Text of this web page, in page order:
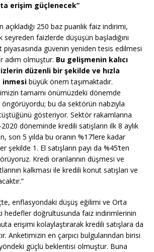
erişim güçlenecek”
açıkladığı 250 baz puanlık faiz indirimi,
faizlerde düşüşün başladığını
güvenin yeniden tesis edilmesi
adım olmuştur. Bu gelişmenin kalıcı
düzenli bir şekilde ve hızla
inmesi büyük önem taşımaktadır.
tamamı önümüzdeki dönemde
bu da sektörün nabzıyla
gösteriyor. Sektör rakamlarına
döneminde kredili satışların ilk 8 aylık
son 5 yılda bu oranın %17’lere kadar
şekilde 1. El satışların payı da %45’ten
Kredi oranlarının düşmesi ve
kalkması ile kredili konut satışları ve
enflasyondaki düşüş eğilimi ve Orta
hedefler doğrultusunda faiz indirimlerinin
erişimi kolaylaştırarak kredili satışlara da
Anketimizin en çarpıcı bulgularından birisi
güçlü beklentisi olmuştur. Buna